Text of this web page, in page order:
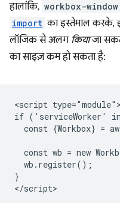
हालांकि, workbox-window
import का इस्तेमाल करके,
लॉजिक से अलग कियाजा
का साइज़ कम हो सकता है:
<script type="module">
if ('serviceWorker'
const {Workbox} =
const wb = new
  wb.register();
}